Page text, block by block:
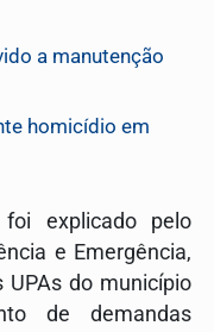
a manutenção
homicídio em
explicado pelo
e Emergência,
UPAs do município
de demandas